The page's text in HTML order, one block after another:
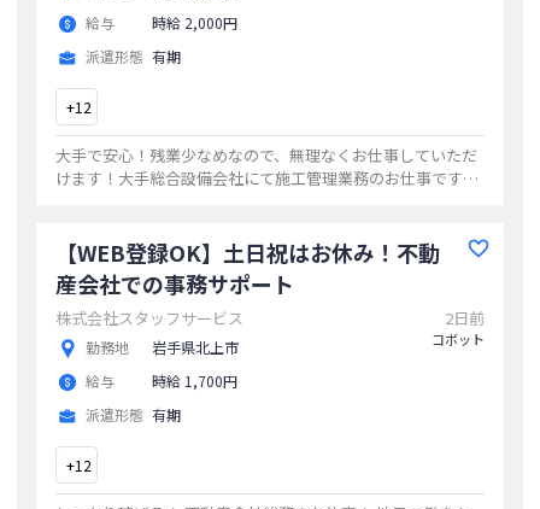
給与
時給 2,000円
派遣形態 有期
+12
大手で安心！残業少なめなので、無理なくお仕事していただ
けます！大手総合設備会社にて施工管理業務のお仕事です。
【WEB登録OK】土日祝はお休み！不動
産会社での事務サポート
株式会社スタッフサービス
勤務地
岩手県北上市
給与
時給 1,700円
派遣形態 有期
2日前
コボット
+12